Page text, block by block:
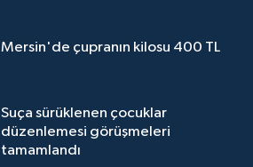
Mersin'de çupranın kilosu 400 TL
Suça sürüklenen çocuklar
düzenlemesi görüşmeleri
tamamlandı